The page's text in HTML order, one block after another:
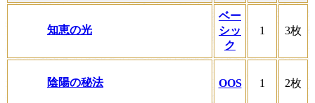
知恵の光
ベー
シッ
ク
1 3枚
陰陽の秘法 OOS 1 2枚